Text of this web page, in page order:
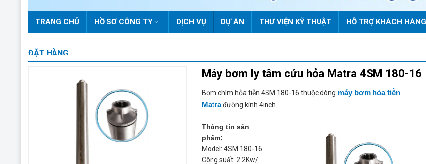
TRANG CHỦ HỒ SƠ CÔNG TY DỊCH VỤ DỰ ÁN THƯ VIỆN KỸ THUẬT HỖ TRỢ KHÁCH HÀNG
ĐẶT HÀNG
Máy bơm ly tâm cứu hỏa Matra 4SM 180-16
Bơm chìm hỏa tiễn 4SM 180-16 thuộc dòng máy bơm hỏa tiễn
Matrađường kính 4inch
Thông tin sản
phẩm:
Model: 4SM 180-16
Công suất: 2.2Kw/